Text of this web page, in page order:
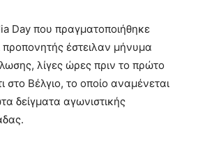
Day που πραγματοποιήθηκε
προπονητής έστειλαν μήνυμα
λίγες ώρες πριν το πρώτο
στο Βέλγιο, το οποίο αναμένεται
δείγματα αγωνιστικής